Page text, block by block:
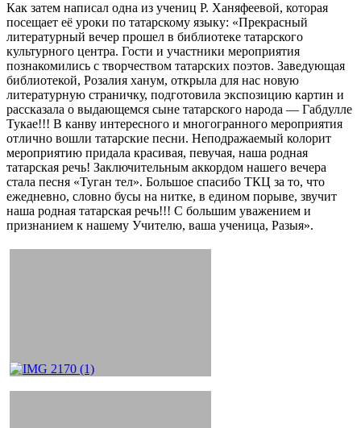
Как затем написал одна из учениц Р. Ханяфеевой, которая
посещает её уроки по татарскому языку: «Прекрасный
литературный вечер прошел в библиотеке татарского
культурного центра. Гости и участники мероприятия
познакомились с творчеством татарских поэтов. Заведующая
библиотекой, Розалия ханум, открыла для нас новую
литературную страничку, подготовила экспозицию картин и
рассказала о выдающемся сыне татарского народа — Габдулле
Тукае!!! В канву интересного и многогранного мероприятия
отлично вошли татарские песни. Неподражаемый колорит
мероприятию придала красивая, певучая, наша родная
татарская речь! Заключительным аккордом нашего вечера
стала песня «Туган тел». Большое спасибо ТКЦ за то, что
ежедневно, словно бусы на нитке, в едином порыве, звучит
наша родная татарская речь!!! С большим уважением и
признанием к нашему Учителю, ваша ученица, Разыя».